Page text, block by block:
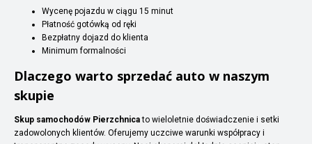
Wycenę pojazdu w ciągu 15 minut
Płatność gotówką od ręki
Bezpłatny dojazd do klienta
Minimum formalności
Dlaczego warto sprzedać auto w naszym
skupie
Skup samochodów Pierzchnicato wieloletnie doświadczenie i setki
zadowolonych klientów. Oferujemy uczciwe warunki współpracy i